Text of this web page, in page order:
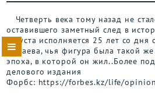
Четверть века тому назад не
оставившего заметный след в
августа исполняется 25 лет со
Кунаева, чья фигура была такой
эпоха, в которой он жил..Более
делового издания
Форбс: https://forbes.kz/life/